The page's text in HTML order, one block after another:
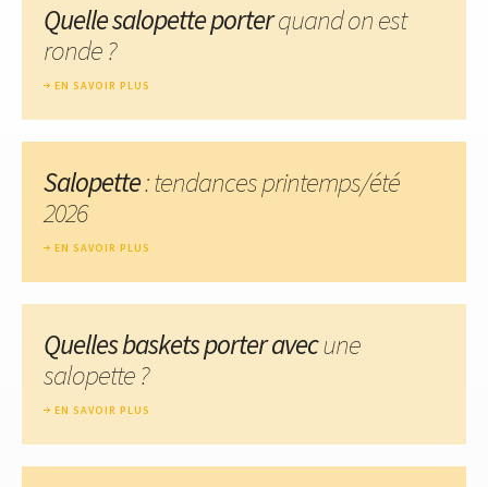
Quelle salopette porterquand on est
ronde ?
EN SAVOIR PLUS
Salopette: tendances printemps/été
2026
EN SAVOIR PLUS
Quelles baskets porter avecune
salopette ?
EN SAVOIR PLUS